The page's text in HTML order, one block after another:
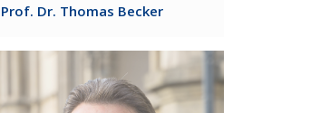
Prof. Dr. Thomas Becker